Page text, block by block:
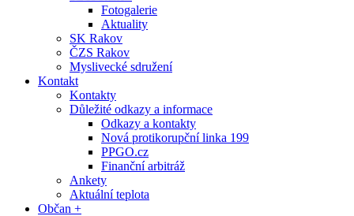
Fotogalerie
Aktuality
SK Rakov
ČZS Rakov
Myslivecké sdružení
Kontakt
Kontakty
Důležité odkazy a informace
Odkazy a kontakty
Nová protikorupční linka 199
PPGO.cz
Finanční arbitráž
Ankety
Aktuální teplota
Občan +